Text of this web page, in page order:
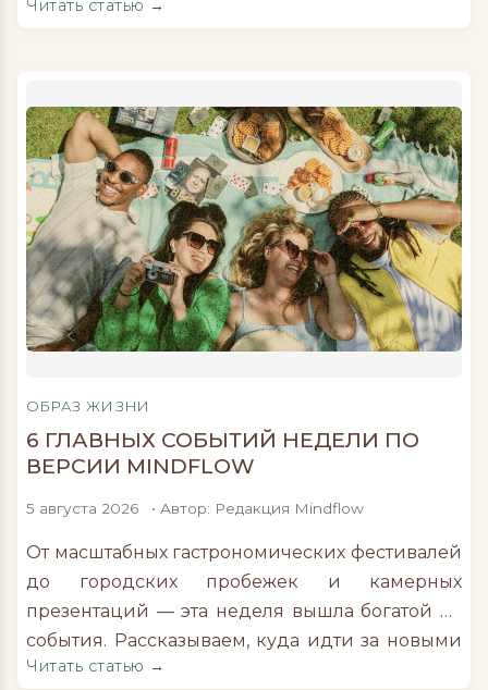
сезонные меню с лисичками и персиками,
На онлайн-платформе Dealicious появились
полезные масла холодного отжима На
маркетплейсе Dealicious, основанном бьюти-
инфлюенсером Айрин Сигал, […]
Читать статью →
ОБРАЗ ЖИЗНИ
6 ГЛАВНЫХ СОБЫТИЙ НЕДЕЛИ ПО
ВЕРСИИ MINDFLOW
5 августа 2026 • Автор: Редакция Mindflow
От масштабных гастрономических фестивалей
до городских пробежек и камерных
презентаций — эта неделя вышла богатой на
события. Рассказываем, куда идти за новыми
впечатлениями, вкусной едой, музыкой и
Читать статью →